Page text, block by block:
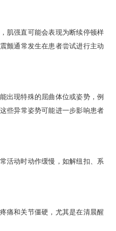
肌强直可能会表现为断续停顿样
颤通常发生在患者尝试进行主动
出现特殊的屈曲体位或姿势，例
些异常姿势可能进一步影响患者
活动时动作缓慢，如解纽扣、系
痛和关节僵硬，尤其是在清晨醒